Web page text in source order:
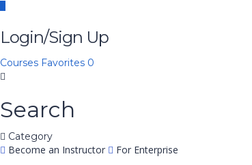
Login/Sign Up
Courses Favorites 0
Search
Category
Become an Instructor For Enterprise